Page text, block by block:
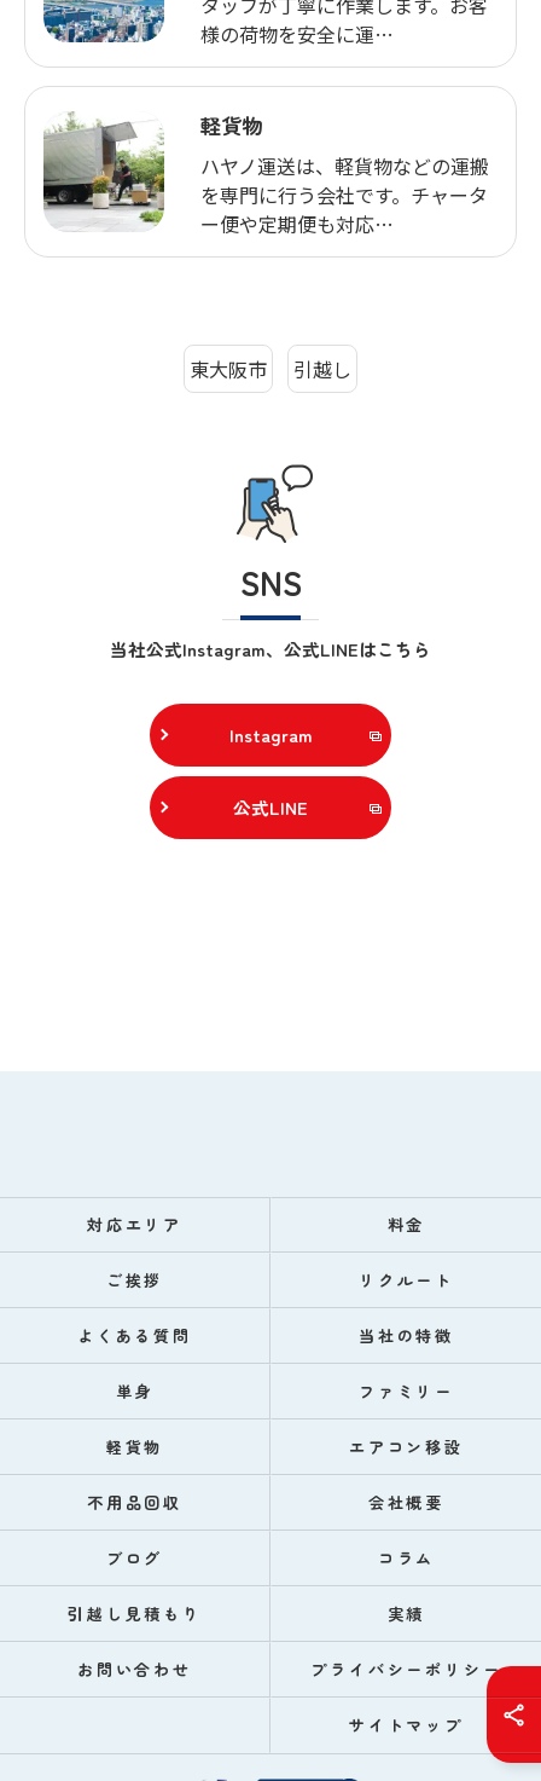
様の荷物を安全に運…
軽貨物
ハヤノ運送は、軽貨物などの運搬
を専門に行う会社です。チャータ
ー便や定期便も対応…
東大阪市 引越し
当社公式Instagram、公式LINEはこちら
SNS
Instagram
公式LINE
対応エリア 料金
ご挨拶 リクルート
よくある質問 当社の特徴
単身 ファミリー
軽貨物 エアコン移設
不用品回収 会社概要
ブログ コラム
引越し見積もり 実績
お問い合わせ プライバシーポリシー
サイトマップ